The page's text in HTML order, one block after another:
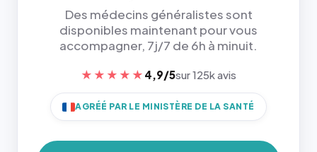
Des médecins généralistes sont
disponibles maintenant pour vous
accompagner, 7j/7 de 6h à minuit.
★★★★★ 4,9/5sur 125k avis
AGRÉÉ PAR LE MINISTÈRE DE LA SANTÉ